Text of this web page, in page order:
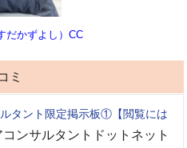
だかずよし）CC
ミ
タント限定掲示板①【閲覧には
ンサルタントドットネット